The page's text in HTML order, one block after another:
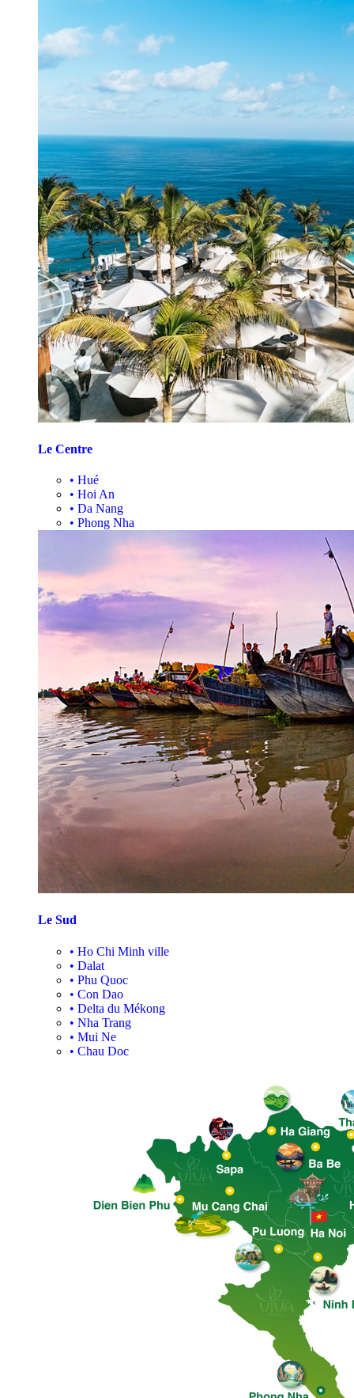
Le Centre
• Hué
• Hoi An
• Da Nang
• Phong Nha
Le Sud
• Ho Chi Minh ville
• Dalat
• Phu Quoc
• Con Dao
• Delta du Mékong
• Nha Trang
• Mui Ne
• Chau Doc